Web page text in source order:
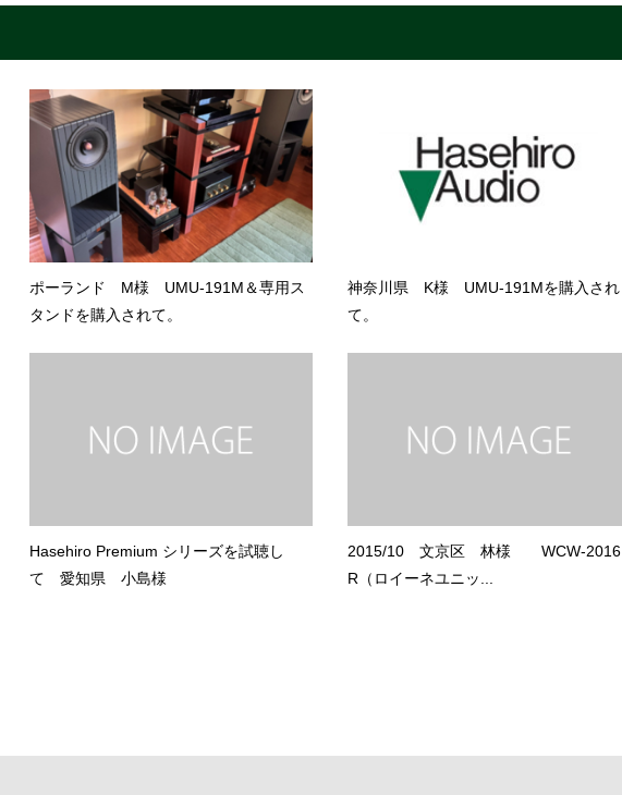
ポーランド M様 UMU-191M＆専用ス
タンドを購入されて。
神奈川県 K様 UMU-191Mを購入され
て。
Hasehiro Premium シリーズを試聴し
て 愛知県 小島様
2015/10 文京区 林様 WCW-2016
R（ロイーネユニッ...